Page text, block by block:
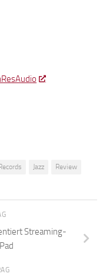
Jazz Review
Streaming-